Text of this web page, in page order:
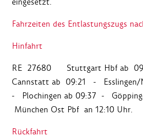
Fahrzeiten des Entlastungszugs
Hinfahrt
RE 27680 Stuttgart Hbf ab
Cannstatt ab 09:21 - Esslingen/
- Plochingen ab 09:37 -
München Ost Pbf an 12:10 Uhr.
Rückfahrt